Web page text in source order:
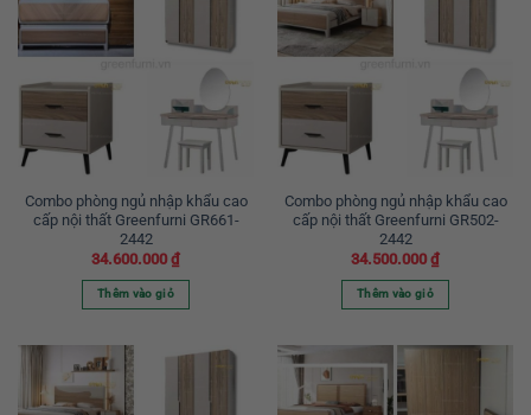
Combo phòng ngủ nhập khẩu cao
cấp nội thất Greenfurni GR661-
2442
34.600.000 ₫
Thêm vào giỏ
Combo phòng ngủ nhập khẩu cao
cấp nội thất Greenfurni GR502-
2442
34.500.000 ₫
Thêm vào giỏ